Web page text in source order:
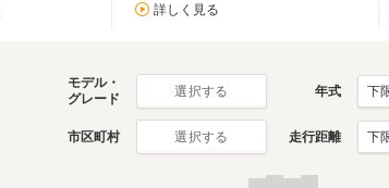
詳しく見る
2008年11月～2015年5月
モデル・
グレード
選択する 年式
市区町村 選択する 走行距離